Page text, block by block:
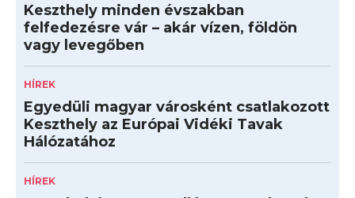
Keszthely minden évszakban
felfedezésre vár – akár vízen, földön
vagy levegőben
HÍREK
Egyedüli magyar városként csatlakozott
Keszthely az Európai Vidéki Tavak
Hálózatához
HÍREK